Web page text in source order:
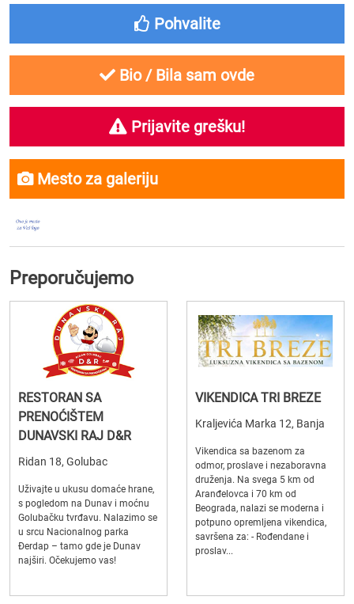
Pohvalite
Bio / Bila sam ovde
Prijavite grešku!
Mesto za galeriju
Preporučujemo
RESTORAN SA
PRENOĆIŠTEM
DUNAVSKI RAJ D&R
Ridan 18, Golubac
Uživajte u ukusu domaće hrane,
s pogledom na Dunav i moćnu
Golubačku tvrđavu. Nalazimo se
u srcu Nacionalnog parka
Đerdap – tamo gde je Dunav
najširi. Očekujemo vas!
VIKENDICA TRI BREZE
Kraljevića Marka 12, Banja
Vikendica sa bazenom za
odmor, proslave i nezaboravna
druženja. Na svega 5 km od
Aranđelovca i 70 km od
Beograda, nalazi se moderna i
potpuno opremljena vikendica,
savršena za: - Rođendane i
proslav...